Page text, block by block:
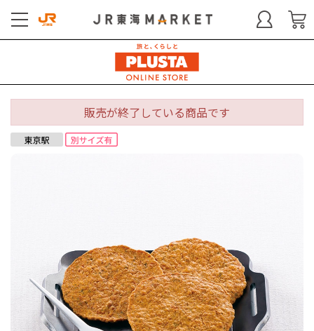
販売が終了している商品です